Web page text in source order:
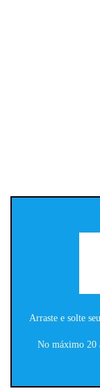
Arraste e solte
No máximo 20